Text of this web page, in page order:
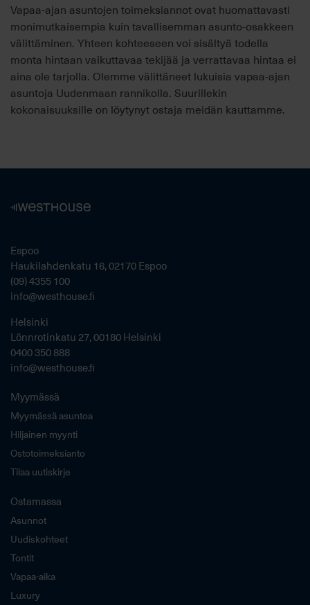
Vapaa-ajan asuntojen toimeksiannot ovat huomattavasti
monimutkaisempia kuin tavallisemman asunto-osakkeen
välittäminen. Yhteen kohteeseen voi sisältyä todella
monta hintaan vaikuttavaa tekijää ja verrattavaa hintaa ei
aina ole tarjolla. Olemme välittäneet lukuisia vapaa-ajan
asuntoja Uudenmaan rannikolla. Suurillekin
kokonaisuuksille on löytynyt ostaja meidän kauttamme.
Espoo
Haukilahdenkatu 16, 02170 Espoo
(09) 4355 100
info@westhouse.fi
Helsinki
Lönnrotinkatu 27, 00180 Helsinki
0400 350 888
info@westhouse.fi
Myymässä
Myymässä asuntoa
Hiljainen myynti
Ostotoimeksianto
Tilaa uutiskirje
Ostamassa
Asunnot
Uudiskohteet
Tontit
Vapaa-aika
Luxury